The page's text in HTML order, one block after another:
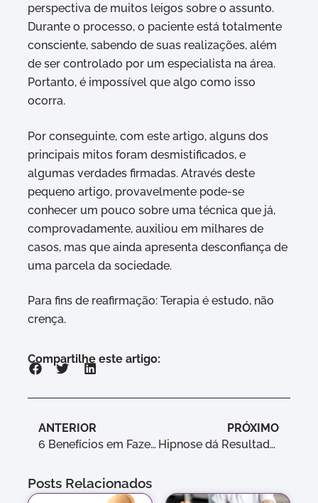
perspectiva de muitos leigos sobre o assunto.
Durante o processo, o paciente está totalmente
consciente, sabendo de suas realizações, além
de ser controlado por um especialista na área.
Portanto, é impossível que algo como isso
ocorra.
Por conseguinte, com este artigo, alguns dos
principais mitos foram desmistificados, e
algumas verdades firmadas. Através deste
pequeno artigo, provavelmente pode-se
conhecer um pouco sobre uma técnica que já,
comprovadamente, auxiliou em milhares de
casos, mas que ainda apresenta desconfiança de
uma parcela da sociedade.
Para fins de reafirmação: Terapia é estudo, não
crença.
Compartilhe este artigo:
ANTERIOR
6 Benefícios em Fazer Psicoterapia!
PRÓXIMO
Hipnose dá Resultado? O que eu Posso Curar com Hipnose?
Posts Relacionados